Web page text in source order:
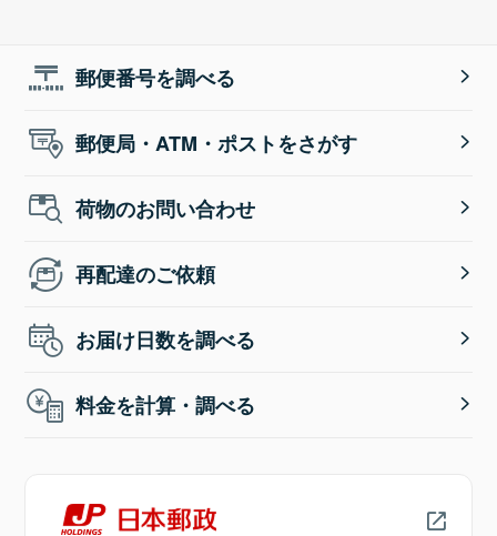
郵便番号を調べる
郵便局・ATM・ポストをさがす
荷物のお問い合わせ
再配達のご依頼
お届け日数を調べる
料金を計算・調べる